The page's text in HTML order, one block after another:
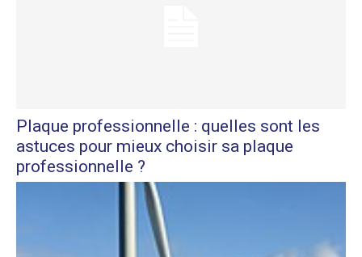
Plaque professionnelle : quelles sont les
astuces pour mieux choisir sa plaque
professionnelle ?